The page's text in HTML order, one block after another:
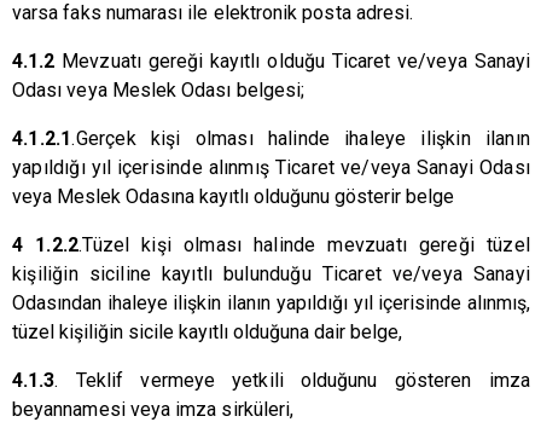
varsa faks numarası ile elektronik posta adresi.
4.1.2 Mevzuatı gereği kayıtlı olduğu Ticaret ve/veya Sanayi
Odası veya Meslek Odası belgesi;
4.1.2.1.Gerçek kişi olması halinde ihaleye ilişkin ilanın
yapıldığı yıl içerisinde alınmış Ticaret ve/veya Sanayi Odası
veya Meslek Odasına kayıtlı olduğunu gösterir belge
4 1.2.2.Tüzel kişi olması halinde mevzuatı gereği tüzel
kişiliğin siciline kayıtlı bulunduğu Ticaret ve/veya Sanayi
Odasından ihaleye ilişkin ilanın yapıldığı yıl içerisinde alınmış,
tüzel kişiliğin sicile kayıtlı olduğuna dair belge,
4.1.3.
Teklif vermeye yetkili olduğunu gösteren imza
beyannamesi veya imza sirküleri,